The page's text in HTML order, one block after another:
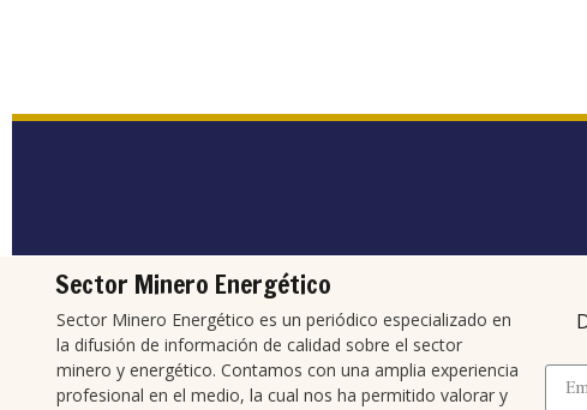
Sector Minero Energético
Sector Minero Energético es un periódico especializado en
la difusión de información de calidad sobre el sector
minero y energético. Contamos con una amplia experiencia
profesional en el medio, la cual nos ha permitido valorar y